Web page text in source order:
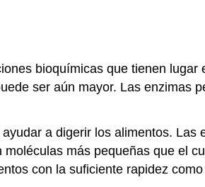
bioquímicas que tienen
ser aún mayor. Las enzimas
a digerir los alimentos. Las
moléculas más pequeñas que el
con la suficiente rapidez